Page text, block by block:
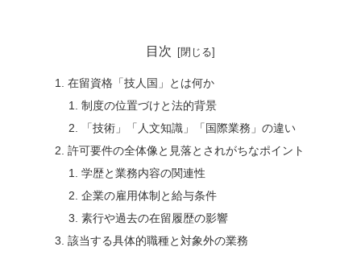
目次
在留資格「技人国」とは何か
制度の位置づけと法的背景
「技術」「人文知識」「国際業務」の違い
許可要件の全体像と見落とされがちなポイント
学歴と業務内容の関連性
企業の雇用体制と給与条件
素行や過去の在留履歴の影響
該当する具体的職種と対象外の業務